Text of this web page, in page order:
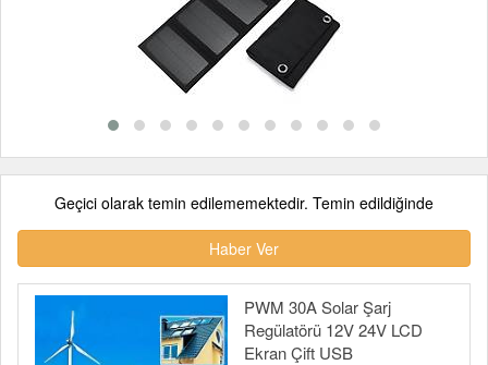
Geçici olarak temin edilememektedir. Temin edildiğinde
Haber Ver
PWM 30A Solar Şarj
Regülatörü 12V 24V LCD
Ekran Çift USB